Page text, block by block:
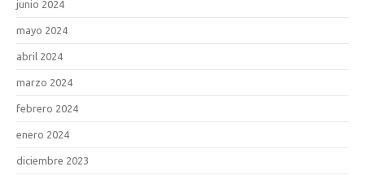
junio 2024
mayo 2024
abril 2024
marzo 2024
febrero 2024
enero 2024
diciembre 2023